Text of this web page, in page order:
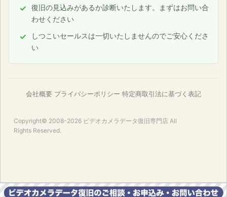
復旧の見込みがあるか診断いたします。まずはお問い合
わせください
しつこいセールスは一切いたしませんのでご安心くださ
い
会社概要 プライバシーポリシー 特定商取引法に基づく表記
Copyright© 2008-2026 ビデオカメラデータ復旧専門店 All
Rights Reserved.